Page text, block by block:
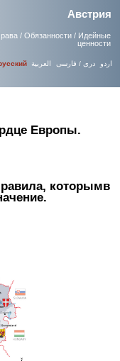
Австрия
/ Обязанности / Идейные
ценности
اردو دری / فارسی العربية
Европы.
которымв